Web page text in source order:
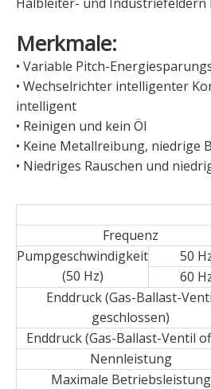
Merkmale:
• Variable Pitch-
• Wechselrichter intelligenter
intelligent
• Reinigen und kein Öl
• Keine Metallreibung, niedrige
• Niedriges Rauschen und
Frequenz
Pumpgeschwindigkeit
(50 Hz)
50
60
Enddruck (Gas-Ballast-
geschlossen)
Enddruck (Gas-Ballast-Ventil
Nennleistung
Maximale Betriebsleistung